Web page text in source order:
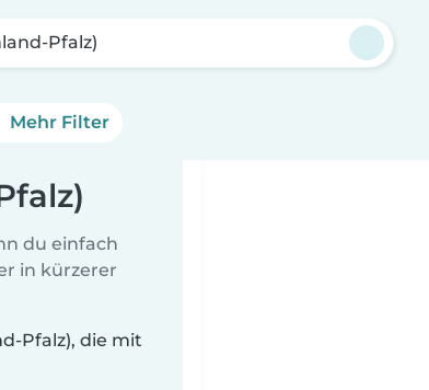
Pfalz)
Mehr Filter
du einfach
in kürzerer
Pfalz), die mit